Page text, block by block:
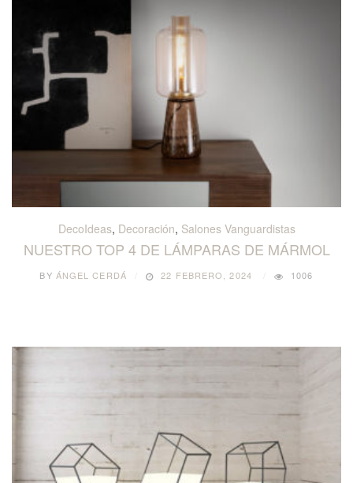
DecoIdeas, Decoración, Salones Vanguardistas
NUESTRO TOP 4 DE LÁMPARAS DE MÁRMOL
BY ÁNGEL CERDÁ 22 FEBRERO, 2024 1006